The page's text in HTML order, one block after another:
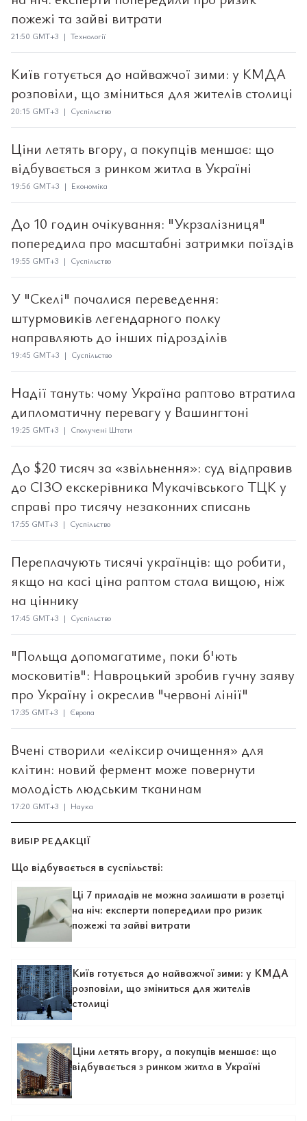
пожежі та зайві витрати
21:50 GMT+3 | Технології
Київ готується до найважчої зими: у КМДА
розповіли, що зміниться для жителів столиці
20:15 GMT+3 | Суспільство
Ціни летять вгору, а покупців меншає: що
відбувається з ринком житла в Україні
19:56 GMT+3 | Економіка
До 10 годин очікування: "Укрзалізниця"
попередила про масштабні затримки поїздів
19:55 GMT+3 | Суспільство
У "Скелі" почалися переведення:
штурмовиків легендарного полку
направляють до інших підрозділів
19:45 GMT+3 | Суспільство
Надії тануть: чому Україна раптово втратила
дипломатичну перевагу у Вашингтоні
19:25 GMT+3 | Сполучені Штати
До $20 тисяч за «звільнення»: суд відправив
до СІЗО екскерівника Мукачівського ТЦК у
справі про тисячу незаконних списань
17:55 GMT+3 | Суспільство
Переплачують тисячі українців: що робити,
якщо на касі ціна раптом стала вищою, ніж
на ціннику
17:45 GMT+3 | Суспільство
"Польща допомагатиме, поки б'ють
московитів": Навроцький зробив гучну заяву
про Україну і окреслив "червоні лінії"
17:35 GMT+3 | Європа
Вчені створили «еліксир очищення» для
клітин: новий фермент може повернути
молодість людським тканинам
17:20 GMT+3 | Наука
ВИБІР РЕДАКЦІЇ
Що відбувається в суспільстві:
Ці 7 приладів не можна залишати в розетці
на ніч: експерти попередили про ризик
пожежі та зайві витрати
Київ готується до найважчої зими: у КМДА
розповіли, що зміниться для жителів
столиці
Ціни летять вгору, а покупців меншає: що
відбувається з ринком житла в Україні